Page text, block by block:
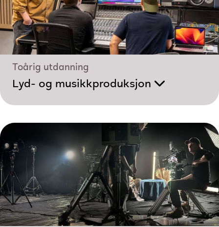
Toårig utdanning
Lyd- og musikk­produksjon